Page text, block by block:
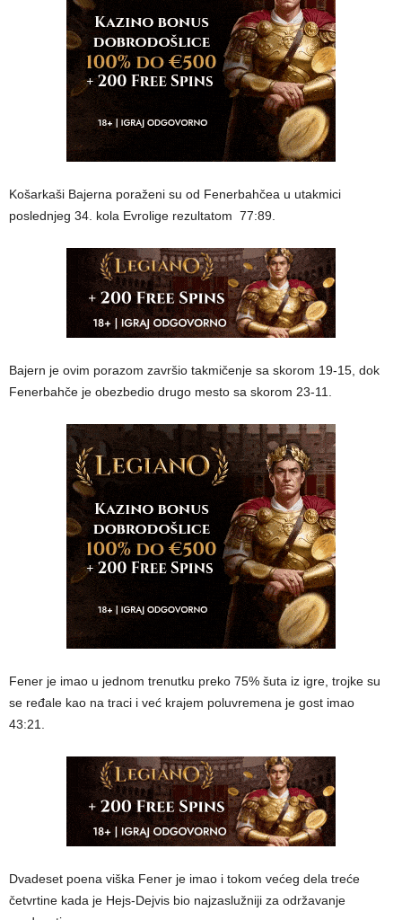
Košarkaši Bajerna poraženi su od Fenerbahčea u utakmici
poslednjeg 34. kola Evrolige rezultatom 77:89.
Bajern je ovim porazom završio takmičenje sa skorom 19-15, dok
Fenerbahče je obezbedio drugo mesto sa skorom 23-11.
Fener je imao u jednom trenutku preko 75% šuta iz igre, trojke su
se ređale kao na traci i već krajem poluvremena je gost imao
43:21.
Dvadeset poena viška Fener je imao i tokom većeg dela treće
četvrtine kada je Hejs-Dejvis bio najzaslužniji za održavanje